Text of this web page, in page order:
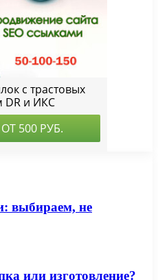
выбираем, не
или изготовление?